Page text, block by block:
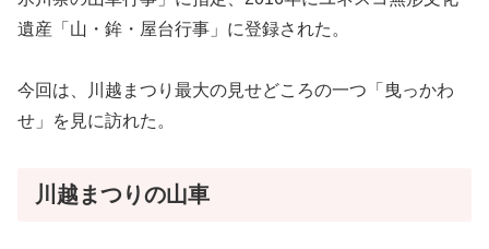
遺産「山・鉾・屋台行事」に登録された。
今回は、川越まつり最大の見せどころの一つ「曳っかわ
せ」を見に訪れた。
川越まつりの山車